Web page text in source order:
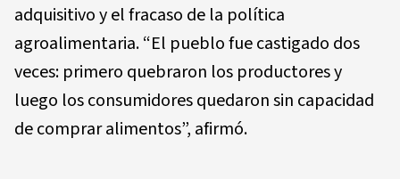
adquisitivo y el fracaso de la política
agroalimentaria. “El pueblo fue castigado dos
veces: primero quebraron los productores y
luego los consumidores quedaron sin capacidad
de comprar alimentos”, afirmó.